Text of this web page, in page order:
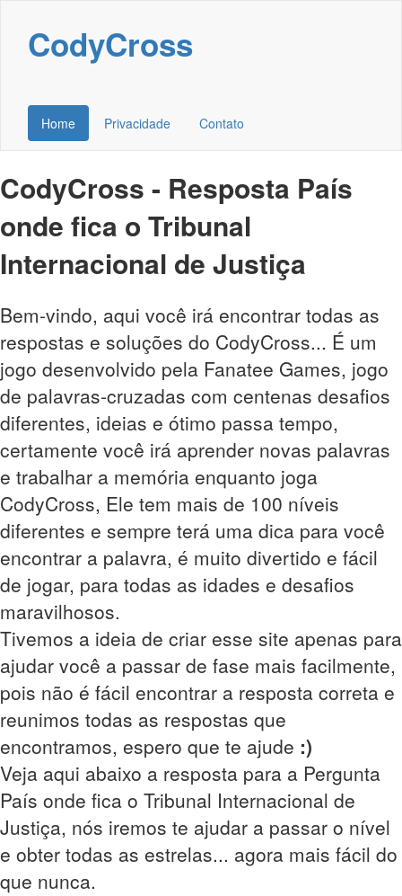
CodyCross
Home Privacidade Contato
CodyCross - Resposta País
onde fica o Tribunal
Internacional de Justiça
Bem-vindo, aqui você irá encontrar todas as
respostas e soluções do CodyCross... É um
jogo desenvolvido pela Fanatee Games, jogo
de palavras-cruzadas com centenas desafios
diferentes, ideias e ótimo passa tempo,
certamente você irá aprender novas palavras
e trabalhar a memória enquanto joga
CodyCross, Ele tem mais de 100 níveis
diferentes e sempre terá uma dica para você
encontrar a palavra, é muito divertido e fácil
de jogar, para todas as idades e desafios
maravilhosos.
Tivemos a ideia de criar esse site apenas para
ajudar você a passar de fase mais facilmente,
pois não é fácil encontrar a resposta correta e
reunimos todas as respostas que
encontramos, espero que te ajude :)
Veja aqui abaixo a resposta para a Pergunta
País onde fica o Tribunal Internacional de
Justiça, nós iremos te ajudar a passar o nível
e obter todas as estrelas... agora mais fácil do
que nunca.